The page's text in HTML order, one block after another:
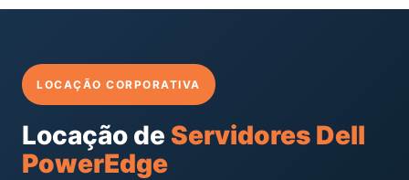
LOCAÇÃO CORPORATIVA
Locação de Servidores Dell
PowerEdge